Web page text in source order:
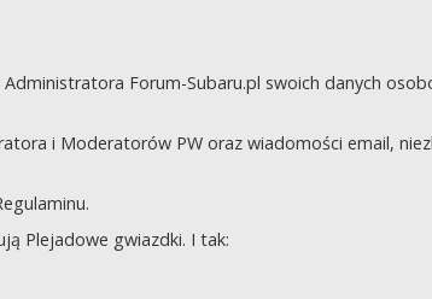
Forum-Subaru.pl swoich danych
i Moderatorów PW oraz wiadomości email,
Plejadowe gwiazdki. I tak: